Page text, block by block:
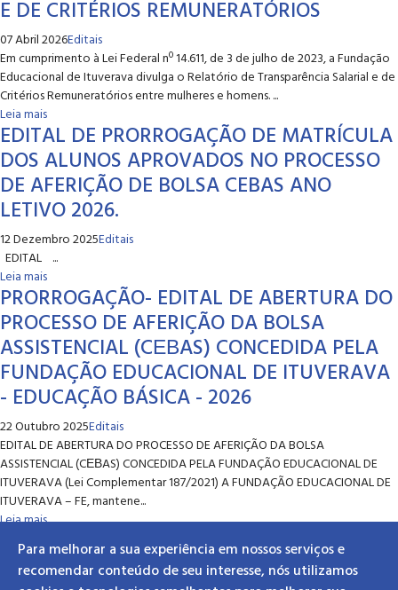
E DE CRITÉRIOS REMUNERATÓRIOS
07 Abril 2026Editais
Em cumprimento à Lei Federal nº 14.611, de 3 de julho de 2023, a Fundação
Educacional de Ituverava divulga o Relatório de Transparência Salarial e de
Critérios Remuneratórios entre mulheres e homens. ...
Leia mais
EDITAL DE PRORROGAÇÃO DE MATRÍCULA
DOS ALUNOS APROVADOS NO PROCESSO
DE AFERIÇÃO DE BOLSA CEBAS ANO
LETIVO 2026.
12 Dezembro 2025Editais
EDITAL ...
Leia mais
PRORROGAÇÃO- EDITAL DE ABERTURA DO
PROCESSO DE AFERIÇÃO DA BOLSA
ASSISTENCIAL (CЕВAS) CONCEDIDA PELA
FUNDAÇÃO EDUCACIONAL DE ITUVERAVA
- EDUCAÇÃO BÁSICA - 2026
22 Outubro 2025Editais
EDITAL DE ABERTURA DO PROCESSO DE AFERIÇÃO DA BOLSA
ASSISTENCIAL (CЕВAS) CONCEDIDA PELA FUNDAÇÃO EDUCACIONAL DE
ITUVERAVA (Lei Complementar 187/2021) A FUNDAÇÃO EDUCACIONAL DE
ITUVERAVA – FE, mantene...
Leia mais
Para melhorar a sua experiência em nossos serviços e
recomendar conteúdo de seu interesse, nós utilizamos